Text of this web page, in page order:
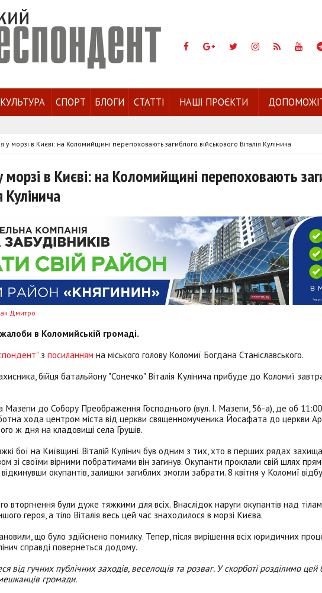
КУЛЬТУРА СПОРТ БЛОГИ СТАТТІ НАШІ ПРОЄКТИ
у морзі в Києві: на Коломийщині перепоховають загиблого військового Віталія Кулінича
морзі в Києві: на Коломийщині перепоховають
Кулінича
Дмитро
в Коломийській громаді.
з посиланням на міського голову Коломиї Богдана Станіславського.
бійця батальйону "Сонечко" Віталія Кулінича прибуде до Коломиї
до Собору Преображення Господнього (вул. І. Мазепи, 56-а), де об
хода центром міста від церкви священномученика Йосафата до церкви
ж дня на кладовищі села Грушів.
бої на Київщині. Віталій Кулінич був одним з тих, хто в перших рядах
зі своїми вірними побратимами він загинув. Окупанти проклали свій шлях
окупантів, залишки загиблих змогли забрати. 8 квітня у Коломиї
вторгнення були дуже тяжкими для всіх. Внаслідок наруги окупантів над
героя, а тіло Віталія весь цей час знаходилося в морзі Києва.
що було здійснено помилку. Тепер, після вирішення всіх юридичних
справді повернеться додому.
від гучних публічних заходів, веселощів та розваг. У скорботі розділимо цей
громади.